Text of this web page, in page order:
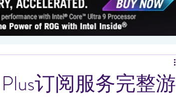
订阅服务完整游